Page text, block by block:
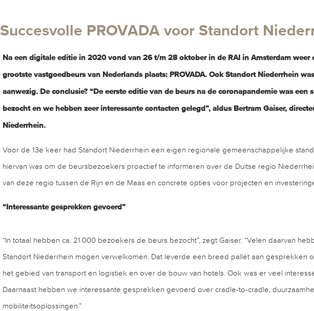
Succesvolle PROVADA voor Standort
Na een digitale editie in 2020 vond van 26 t/m 28 oktober in de RAI in Amsterdam weer
grootste vastgoedbeurs van Nederlands plaats: PROVADA. Ook Standort Niederrhein
aanwezig. De conclusie? “De eerste editie van de beurs na de coronapandemie was een
bezocht en we hebben zeer interessante contacten gelegd”, aldus Bertram Gaiser,
Niederrhein.
Voor de 13e keer had Standort Niederrhein een eigen regionale gemeenschappelijke stand
hiervan was om de beursbezoekers proactief te informeren over de Duitse regio
van deze regio tussen de Rijn en de Maas en concrete opties voor projecten en
“Interessante gesprekken gevoerd”
“In totaal hebben ca. 21.000 bezoekers de beurs bezocht”, zegt Gaiser. “Velen daarvan
Standort Niederrhein mogen verwelkomen. Dat leverde een breed pallet aan gesprekken
het gebied van transport en logistiek en over de bouw van hotels. Ook was er veel
Daarnaast hebben we interessante gesprekken gevoerd over cradle-to-cradle,
mobiliteitsoplossingen.”